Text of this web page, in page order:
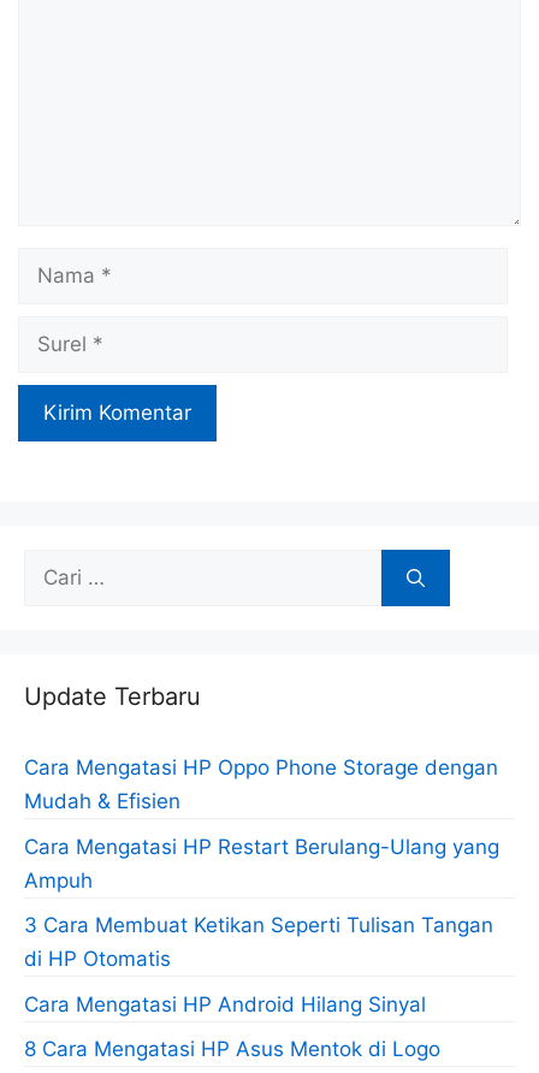
Nama
Surel
Cari
Update Terbaru
Cara Mengatasi HP Oppo Phone Storage dengan
Mudah & Efisien
Cara Mengatasi HP Restart Berulang-Ulang yang
Ampuh
3 Cara Membuat Ketikan Seperti Tulisan Tangan
di HP Otomatis
Cara Mengatasi HP Android Hilang Sinyal
8 Cara Mengatasi HP Asus Mentok di Logo